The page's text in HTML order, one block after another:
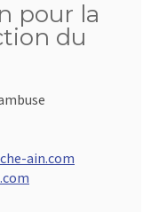
pour la
du
ain.com